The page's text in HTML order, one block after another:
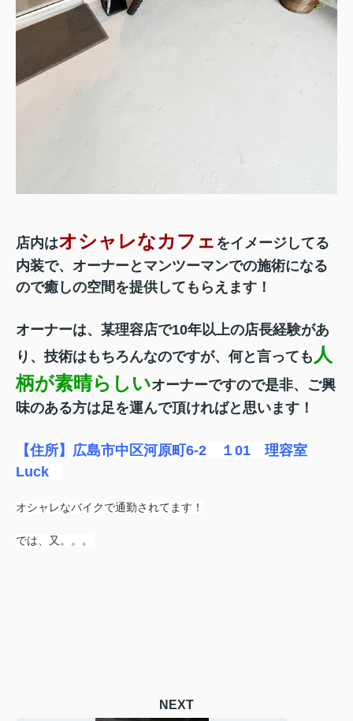
店内はオシャレなカフェ をイメージしてる
内装で、オーナーとマンツーマンでの施術になる
ので癒しの空間を提供してもらえます！
オーナーは、某理容店で10年以上の店長経験があ
り、技術はもちろんなのですが、何と言っても 人
柄が素晴らしいオーナーですので是非、ご興
味のある方は足を運んで頂ければと思います！
【住所】 広島市中区河原町6‐2 １01 理容室
Luck
オシャレなバイクで通勤されてます！
では、又。。。
NEXT